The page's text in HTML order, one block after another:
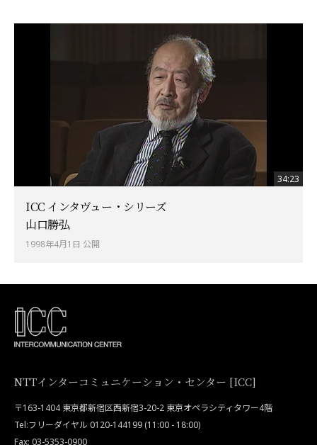
34:23
ICC インタヴュー・シリーズ
山口勝弘
1998年4月1日 公開
NTTインターコミュニケーション・センター [ICC]
〒163-1404 東京都新宿区西新宿3-20-2 東京オペラシティタワー4階
Tel:フリーダイヤル 0120-144199 (11:00 - 18:00)
Fax: 03-5353-0900